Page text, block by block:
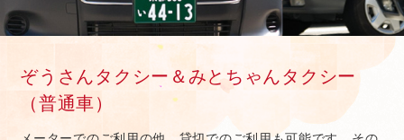
採用情報
お問い合わせ
ぞうさんタクシー＆みとちゃんタクシー
（普通車）